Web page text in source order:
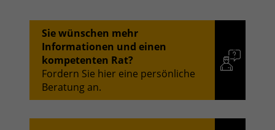
Sie wünschen mehr
Informationen und einen
kompetenten Rat?
Fordern Sie hier eine persönliche
Beratung an.